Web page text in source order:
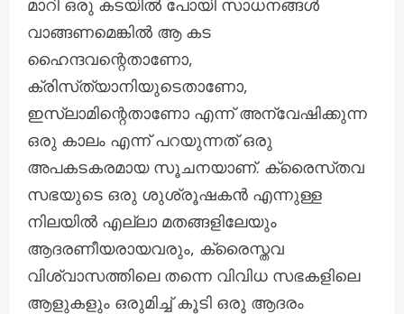
വാങ്ങണമെങ്കിൽ ആ കട
ഹൈന്ദവന്റെതാണോ,
ക്രിസ്‌ത്യാനിയുടെതാണോ,
ഇസ്ലാമിന്റെതാണോ എന്ന് അന്വേഷിക്കുന്ന
ഒരു കാലം എന്ന് പറയുന്നത് ഒരു
അപകടകരമായ സൂചനയാണ്. ക്രൈസ്‌തവ
സഭയുടെ ഒരു ശുശ്രൂഷകൻ എന്നുള്ള
നിലയിൽ എല്ലാ മതങ്ങളിലേയും
ആദരണീയരായവരും, ക്രൈസ്ത‌വ
വിശ്വാസത്തിലെ തന്നെ വിവിധ സഭകളിലെ
ആളുകളും ഒരുമിച്ച് കൂടി ഒരു ആദരം